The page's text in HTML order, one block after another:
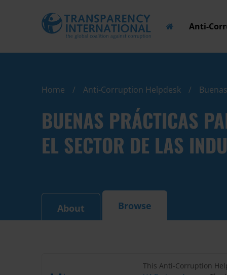
Anti-
Home Anti-Corruption Helpdesk
BUENAS PRÁCTICAS
EL SECTOR DE LAS
About Browse
This Anti-Corruption